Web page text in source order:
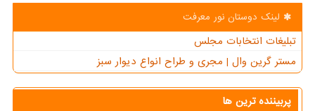
لینک دوستان نور معرفت
تبلیغات انتخابات مجلس
مستر گرین وال | مجری و طراح انواع دیوار سبز
پربیننده ترین ها